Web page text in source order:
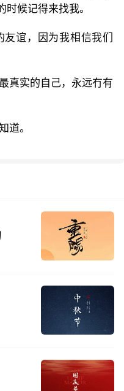
候记得来找我。
谊，因为我相信我们
真实的自己，永远冇有
道。